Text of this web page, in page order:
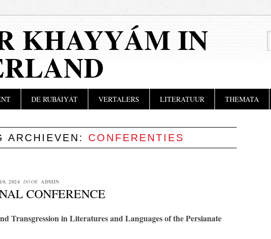
KHAYYÁM IN
DE RUBÁIYÁT VERTALERS LITERATUUR THEMATA
ARCHIEVEN: CONFERENTIES
2024 DOOR ADMIN
CONFERENCE
Transgression in Literatures and Languages of the Persianate